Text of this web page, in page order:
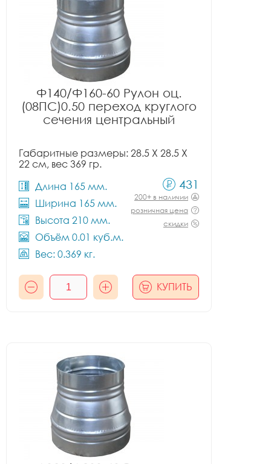
Ф140/Ф160-60 Рулон оц.
(08ПС)0.50 переход круглого
сечения центральный
Габаритные размеры: 28.5 X 28.5 X
22 см, вес 369 гр.
Длина 165 мм.
Ширина 165 мм.
Высота 210 мм.
Объём 0.01 куб.м.
Вес: 0.369 кг.
431
200+ в наличии
розничная цена
скидки
КУПИТЬ